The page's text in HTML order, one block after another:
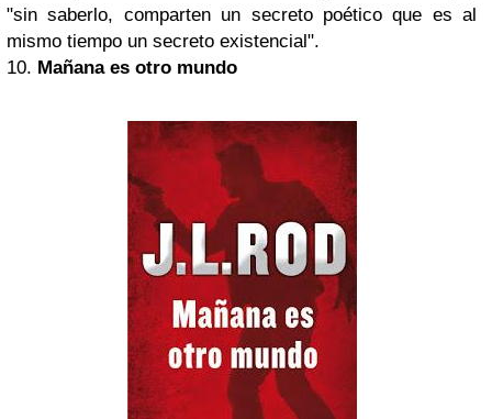
"sin saberlo, comparten un secreto poético que es al
mismo tiempo un secreto existencial".
10. Mañana es otro mundo